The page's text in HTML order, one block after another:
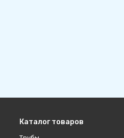
Каталог товаров